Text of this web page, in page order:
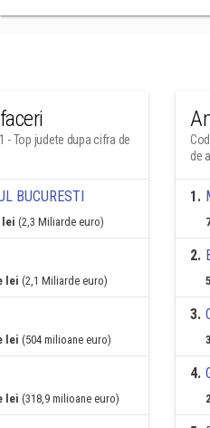
- Top judete dupa cifra de
BUCURESTI
lei (2,3 Miliarde euro)
lei (2,1 Miliarde euro)
lei (504 milioane euro)
lei (318,9 milioane euro)
de
1.
2.
3.
4.